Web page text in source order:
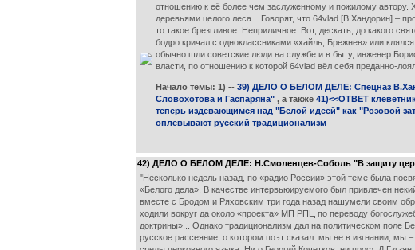
отношению к её более чем заслуженному и пожилому автору.
деревьями целого леса... Говорят, что 64vlad [В.Хандорин] –
то такое брезгливое. Неприличное. Вот, дескать, до какого
бодро кричал с одноклассниками «хайль, Брежнев» или
обычно шли советские люди на службе и в быту, инженер
власти, по отношению к которой 64vlad вёл себя преданно-
Начало темы: 1) -- 39) ДЕЛО О БЕЛОМ ДЕЛЕ: Спецназ
Словохотова и Гаспаряна" , а также 41)<<ОТВЕТ
теперь издевающимся над "Белой идеей" как "Розовой
оплевывают русский традиционализм
42) ДЕЛО О БЕЛОМ ДЕЛЕ: Н.Смоленцев-Соболь "В защиту
"Несколько недель назад, по «радио России» этой теме была
«Белого дела». В качестве интервьюируемого был привлечен
вместе с Бродом и Ряховским три года назад нашумели своим
ходили вокруг да около «проекта» МП РПЦ по переводу
доктрины»... Однако традиционализм дал на политическом поле
русское рассеяние, о котором поэт сказал: мы не в изгнании, мы